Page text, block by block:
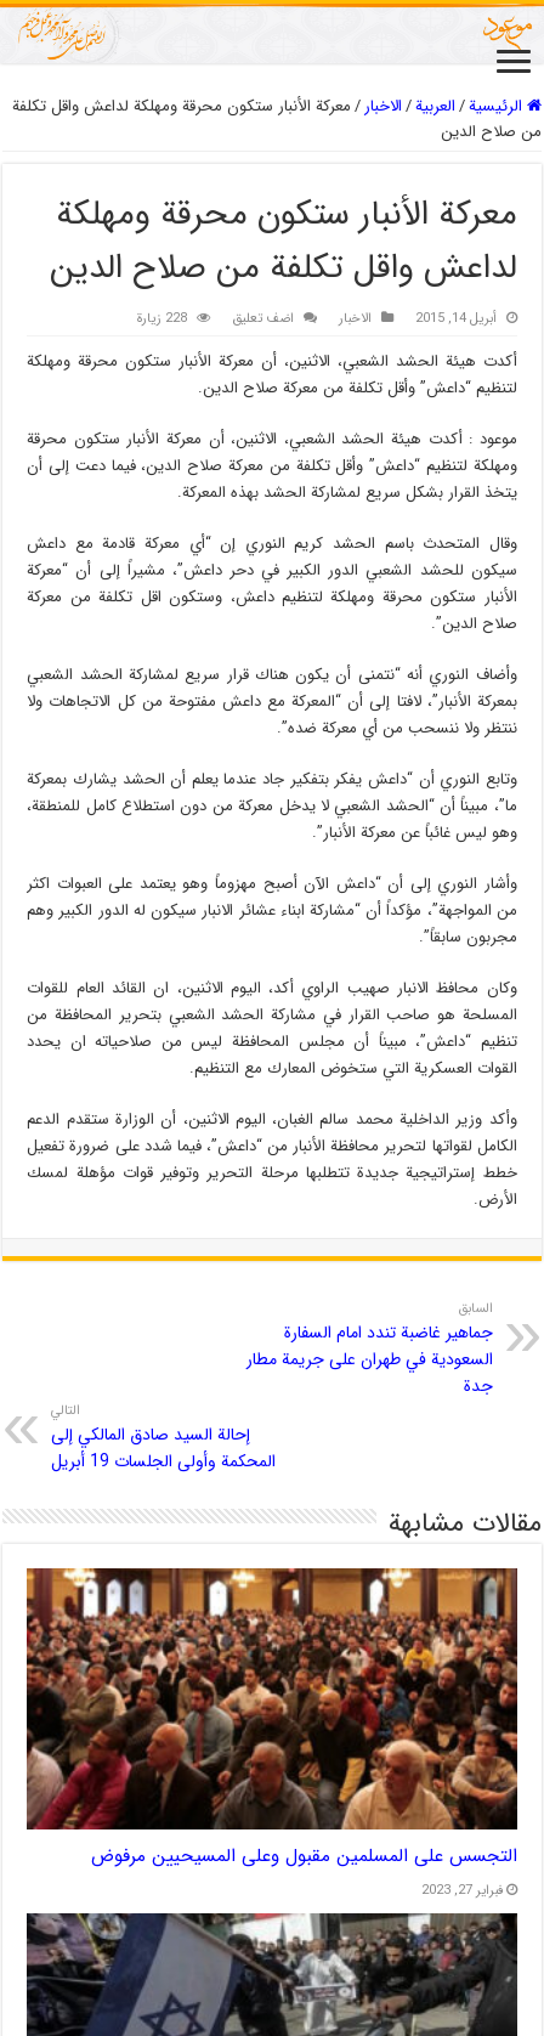
الرئيسية/العربیة/الاخبار/معركة الأنبار ستكون محرقة ومهلكة لداعش واقل تكلفة
من صلاح الدين
معركة الأنبار ستكون محرقة ومهلكة
لداعش واقل تكلفة من صلاح الدين
أبريل 14, 2015 الاخبار اضف تعليق 228 زيارة
أكدت هيئة الحشد الشعبي، الاثنين، أن معركة الأنبار ستكون محرقة ومهلكة
لتنظيم “داعش” وأقل تكلفة من معركة صلاح الدين.
موعود : أكدت هيئة الحشد الشعبي، الاثنين، أن معركة الأنبار ستكون محرقة
ومهلكة لتنظيم “داعش” وأقل تكلفة من معركة صلاح الدين، فيما دعت إلى أن
يتخذ القرار بشكل سريع لمشاركة الحشد بهذه المعركة.
وقال المتحدث باسم الحشد كريم النوري إن “أي معركة قادمة مع داعش
سيكون للحشد الشعبي الدور الكبير في دحر داعش”، مشيراً إلى أن “معركة
الأنبار ستكون محرقة ومهلكة لتنظيم داعش، وستكون اقل تكلفة من معركة
صلاح الدين”.
وأضاف النوري أنه “نتمنى أن يكون هناك قرار سريع لمشاركة الحشد الشعبي
بمعركة الأنبار”، لافتا إلى أن “المعركة مع داعش مفتوحة من كل الاتجاهات ولا
ننتظر ولا ننسحب من أي معركة ضده”.
وتابع النوري أن “داعش يفكر بتفكير جاد عندما يعلم أن الحشد يشارك بمعركة
ما”، مبيناً أن “الحشد الشعبي لا يدخل معركة من دون استطلاع كامل للمنطقة،
وهو ليس غائباً عن معركة الأنبار”.
وأشار النوري إلى أن “داعش الآن أصبح مهزوماً وهو يعتمد على العبوات اكثر
من المواجهة”، مؤكداً أن “مشاركة ابناء عشائر الانبار سيكون له الدور الكبير وهم
مجربون سابقاً”.
وكان محافظ الانبار صهيب الراوي أكد، اليوم الاثنين، ان القائد العام للقوات
المسلحة هو صاحب القرار في مشاركة الحشد الشعبي بتحرير المحافظة من
تنظيم “داعش”، مبيناً أن مجلس المحافظة ليس من صلاحياته ان يحدد
القوات العسكرية التي ستخوض المعارك مع التنظيم.
وأكد وزير الداخلية محمد سالم الغبان، اليوم الاثنين، أن الوزارة ستقدم الدعم
الكامل لقواتها لتحرير محافظة الأنبار من “داعش”، فيما شدد على ضرورة تفعيل
خطط إستراتيجية جديدة تتطلبها مرحلة التحرير وتوفير قوات مؤهلة لمسك
الأرض.
السابق
جماهير غاضبة تندد امام السفارة
السعودية في طهران على جريمة مطار
جدة
التالي
إحالة السيد صادق المالكي إلى
المحكمة وأولى الجلسات 19 أبريل
مقالات مشابهة
التجسس على المسلمين مقبول وعلى المسيحيين مرفوض
فبراير 27, 2023